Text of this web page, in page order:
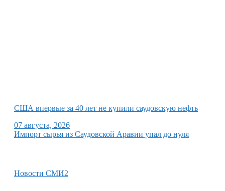
США впервые за 40 лет не купили саудовскую нефть
07 августа, 2026
Импорт сырья из Саудовской Аравии упал до нуля
Новости СМИ2